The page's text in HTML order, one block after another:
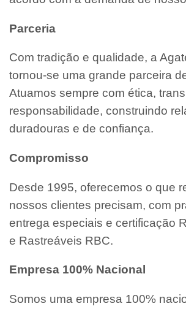
Parceria
Com tradição e qualidade, a
tornou-se uma grande parceira
Atuamos sempre com ética,
responsabilidade, construindo
duradouras e de confiança.
Compromisso
Desde 1995, oferecemos o que
nossos clientes precisam, com
entrega especiais e certificação
e Rastreáveis RBC.
Empresa 100% Nacional
Somos uma empresa 100%